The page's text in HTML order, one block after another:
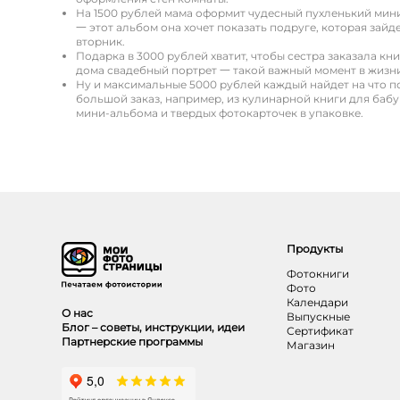
На 1500 рублей мама оформит чудесный пухленький
一 этот альбом она хочет показать подруге, которая
вторник.
Подарка в 3000 рублей хватит, чтобы сестра заказала
дома свадебный портрет 一 такой важный момент в
Ну и максимальные 5000 рублей каждый найдет на что
большой заказ, например, из кулинарной книги для
мини-альбома и твердых фотокарточек в упаковке.
О нас
Блог – советы, инструкции, идеи
Партнерские программы
Продукты
Фотокниги
Фото
Календари
Выпускные
Сертификат
Магазин